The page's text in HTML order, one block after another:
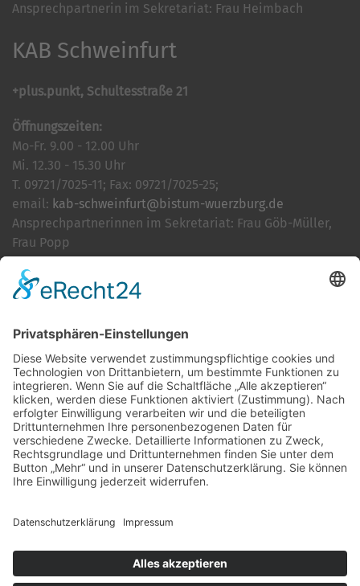
Ansprechpartnerin im Sekretariat: Frau Heimbach
KAB Schweinfurt
+plus.punkt, Schultesstraße 21
Öffnungszeiten:
Mo-Fr. 9.00 - 12.00 Uhr
Mi. 12.30 - 15.30 Uhr
T. 09721/7025-11; Fax: 09721/7025-25;
email: kab-schweinfurt@bistum-wuerzburg.de
Ansprechpartnerinnen im Sekretariat: Frau Göb-Müller,
Frau Popp
Cookie-Einstellungen
Kontakt
Login